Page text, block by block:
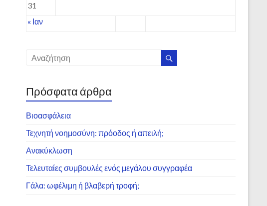
« Ιαν
31
Πρόσφατα άρθρα
Βιοασφάλεια
Τεχνητή νοημοσύνη: πρόοδος ή απειλή;
Ανακύκλωση
Τελευταίες συμβουλές ενός μεγάλου συγγραφέα
Γάλα: ωφέλιμη ή βλαβερή τροφή;